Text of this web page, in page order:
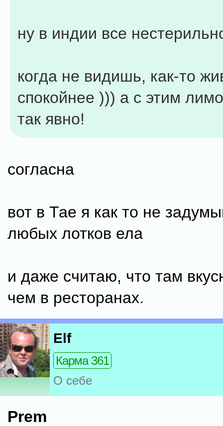
ну в индии все
когда не видишь, как-то
спокойнее ))) а с этим
так явно!
согласна
вот в Тае я как то не
любых лотков ела
и даже считаю, что там
чем в ресторанах.
Elf
Карма 361
О себе
Prem